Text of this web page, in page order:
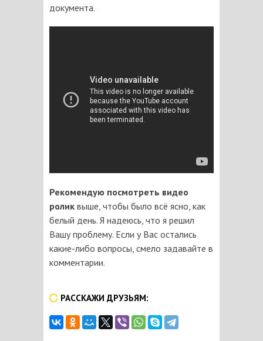
документа.
Рекомендую посмотреть видео
ролик выше, чтобы было всё ясно, как
белый день. Я надеюсь, что я решил
Вашу проблему. Если у Вас остались
какие-либо вопросы, смело задавайте в
комментарии.
РАССКАЖИ ДРУЗЬЯМ: